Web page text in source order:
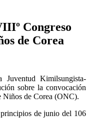
Congreso
de Corea
Kimilsungista-
sobre la convocación
Niños de Corea (ONC).
de junio del 106